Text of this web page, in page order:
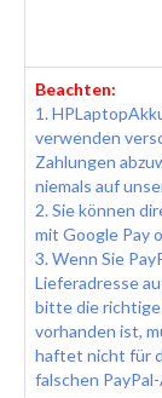
Beachten:
1.
verwenden
Zahlungen
niemals auf
2. Sie können
mit Google Pay
3. Wenn Sie
Lieferadresse
bitte die richtige
vorhanden ist,
haftet nicht für
falschen